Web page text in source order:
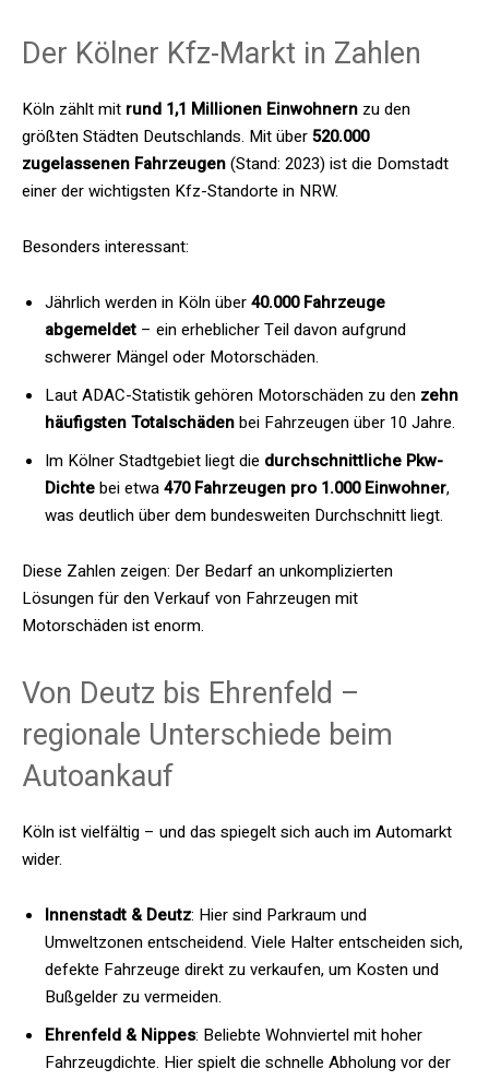
Der Kölner Kfz-Markt in Zahlen
Köln zählt mit rund 1,1 Millionen Einwohnern zu den
größten Städten Deutschlands. Mit über520.000
zugelassenen Fahrzeugen(Stand: 2023) ist die Domstadt
einer der wichtigsten Kfz-Standorte in NRW.
Besonders interessant:
Jährlich werden in Köln über40.000 Fahrzeuge
abgemeldet – ein erheblicher Teil davon aufgrund
schwerer Mängel oder Motorschäden.
Laut ADAC-Statistik gehören Motorschäden zu den zehn
häufigsten Totalschädenbei Fahrzeugen über 10 Jahre.
Im Kölner Stadtgebiet liegt die durchschnittliche Pkw-
Dichtebei etwa470 Fahrzeugen pro 1.000 Einwohner,
was deutlich über dem bundesweiten Durchschnitt liegt.
Diese Zahlen zeigen: Der Bedarf an unkomplizierten
Lösungen für den Verkauf von Fahrzeugen mit
Motorschäden ist enorm.
Von Deutz bis Ehrenfeld –
regionale Unterschiede beim
Autoankauf
Köln ist vielfältig – und das spiegelt sich auch im Automarkt
wider.
Innenstadt & Deutz: Hier sind Parkraum und
Umweltzonen entscheidend. Viele Halter entscheiden sich,
defekte Fahrzeuge direkt zu verkaufen, um Kosten und
Bußgelder zu vermeiden.
Ehrenfeld & Nippes: Beliebte Wohnviertel mit hoher
Fahrzeugdichte. Hier spielt die schnelle Abholung vor der